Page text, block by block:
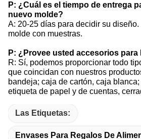
P: ¿Cuál es el tiempo de entrega
nuevo molde?
A: 20-25 días para decidir su
molde con muestras.
P: ¿Provee usted accesorios para
R: Sí, podemos proporcionar todo
que coincidan con nuestros
bandeja; caja de cartón, caja
etiqueta de papel y de cuentas,
Las Etiquetas:
Envases Para Regalos De